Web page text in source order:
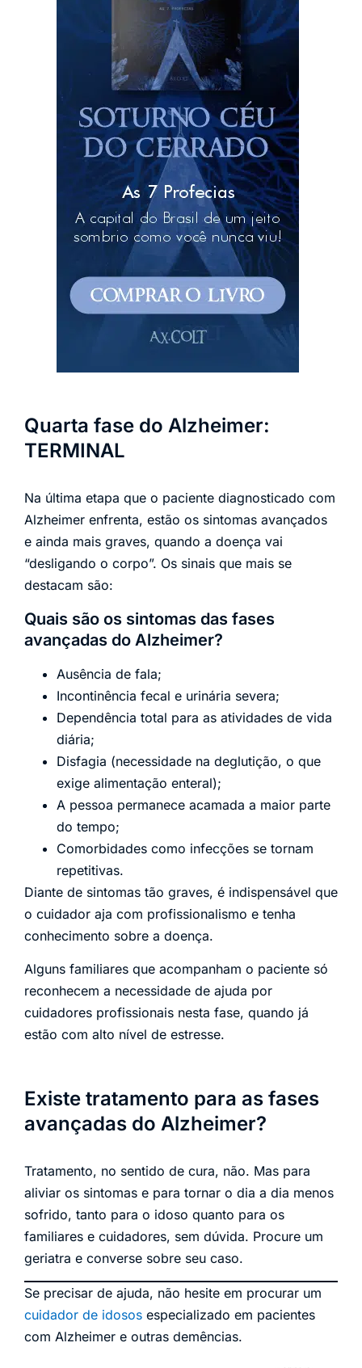
Quarta fase do Alzheimer:
TERMINAL
Na última etapa que o paciente diagnosticado com
Alzheimer enfrenta, estão os sintomas avançados
e ainda mais graves, quando a doença vai
“desligando o corpo”. Os sinais que mais se
destacam são:
Quais são os sintomas das fases
avançadas do Alzheimer?
Ausência de fala;
Incontinência fecal e urinária severa;
Dependência total para as atividades de vida
diária;
Disfagia (necessidade na deglutição, o que
exige alimentação enteral);
A pessoa permanece acamada a maior parte
do tempo;
Comorbidades como infecções se tornam
repetitivas.
Diante de sintomas tão graves, é indispensável que
o cuidador aja com profissionalismo e tenha
conhecimento sobre a doença.
Alguns familiares que acompanham o paciente só
reconhecem a necessidade de ajuda por
cuidadores profissionais nesta fase, quando já
estão com alto nível de estresse.
Existe tratamento para as fases
avançadas do Alzheimer?
Tratamento, no sentido de cura, não. Mas para
aliviar os sintomas e para tornar o dia a dia menos
sofrido, tanto para o idoso quanto para os
familiares e cuidadores, sem dúvida. Procure um
geriatra e converse sobre seu caso.
Se precisar de ajuda, não hesite em procurar um
cuidador de idosos especializado em pacientes
com Alzheimer e outras demências.